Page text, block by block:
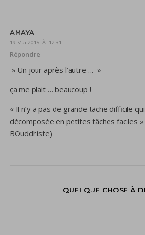
AMAYA
19 Mai 2015 À 12:31
Répondre
» Un jour après l’autre … »
ça me plait … beaucoup !
« Il n’y a pas de grande tâche difficile
décomposée en petites tâches faciles
BOuddhiste)
QUELQUE CHOSE À